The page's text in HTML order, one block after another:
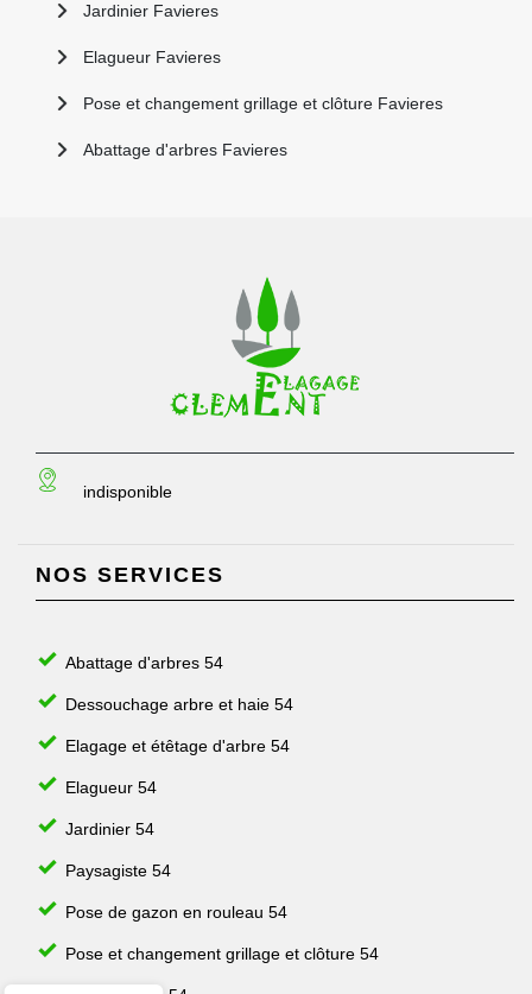
Jardinier Favieres
Elagueur Favieres
Pose et changement grillage et clôture Favieres
Abattage d'arbres Favieres
indisponible
NOS SERVICES
Abattage d'arbres 54
Dessouchage arbre et haie 54
Elagage et étêtage d'arbre 54
Elagueur 54
Jardinier 54
Paysagiste 54
Pose de gazon en rouleau 54
Pose et changement grillage et clôture 54